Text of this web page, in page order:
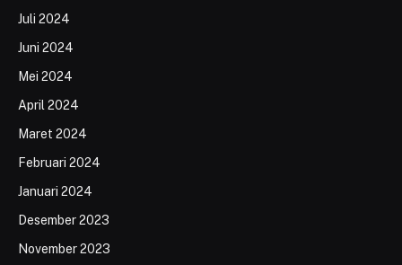
Juli 2024
Juni 2024
Mei 2024
April 2024
Maret 2024
Februari 2024
Januari 2024
Desember 2023
November 2023